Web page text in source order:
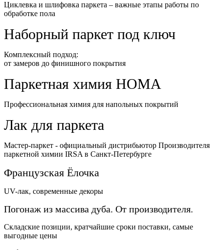
Циклевка и шлифовка паркета – важные этапы работы по
обработке пола
Наборный паркет под ключ
Комплексный подход:
от замеров до финишного покрытия
Паркетная химия HOMA
Профессиональная химия для напольных покрытий
Лак для паркета
Мастер-паркет - официальный дистрибьютор Производителя
паркетной химии IRSA в Санкт-Петербурге
Французская Ёлочка
UV-лак, современные декоры
Погонаж из массива дуба. От производителя.
Складские позиции, кратчайшие сроки поставки, самые
выгодные цены